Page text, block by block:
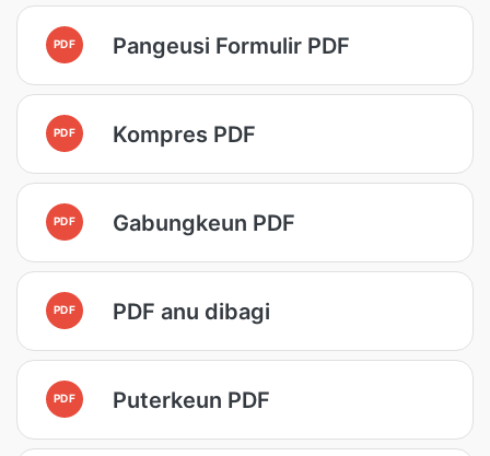
PDF Pangeusi Formulir PDF
PDF Kompres PDF
PDF Gabungkeun PDF
PDF PDF anu dibagi
PDF Puterkeun PDF